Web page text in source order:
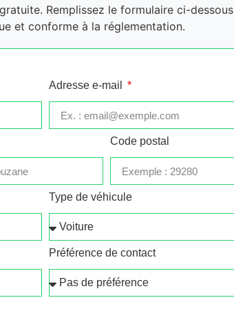
Remplissez le formulaire ci-dessous
et conforme à la réglementation.
Adresse e-mail
Code postal
Type de véhicule
Préférence de contact